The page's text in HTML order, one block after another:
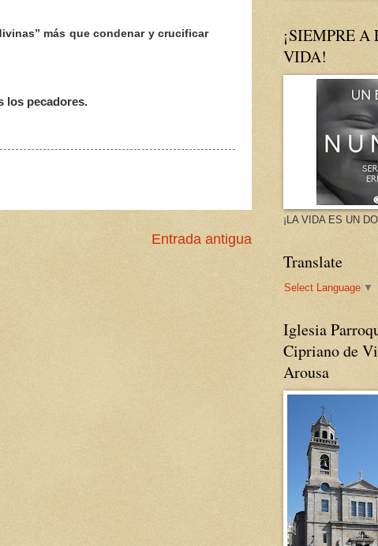
más que condenar y crucificar
pecadores.
Entrada antigua
¡SIEMPRE A
VIDA!
¡LA VIDA ES UN
Translate
Select Language ▼
Iglesia
Cipriano de
Arousa